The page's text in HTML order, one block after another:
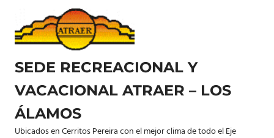
contenido
SEDE RECREACIONAL Y
VACACIONAL ATRAER – LOS
ÁLAMOS
Ubicados en Cerritos Pereira con el mejor clima de todo el Eje